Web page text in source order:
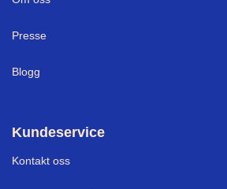
Presse
Blogg
Kundeservice
Kontakt oss